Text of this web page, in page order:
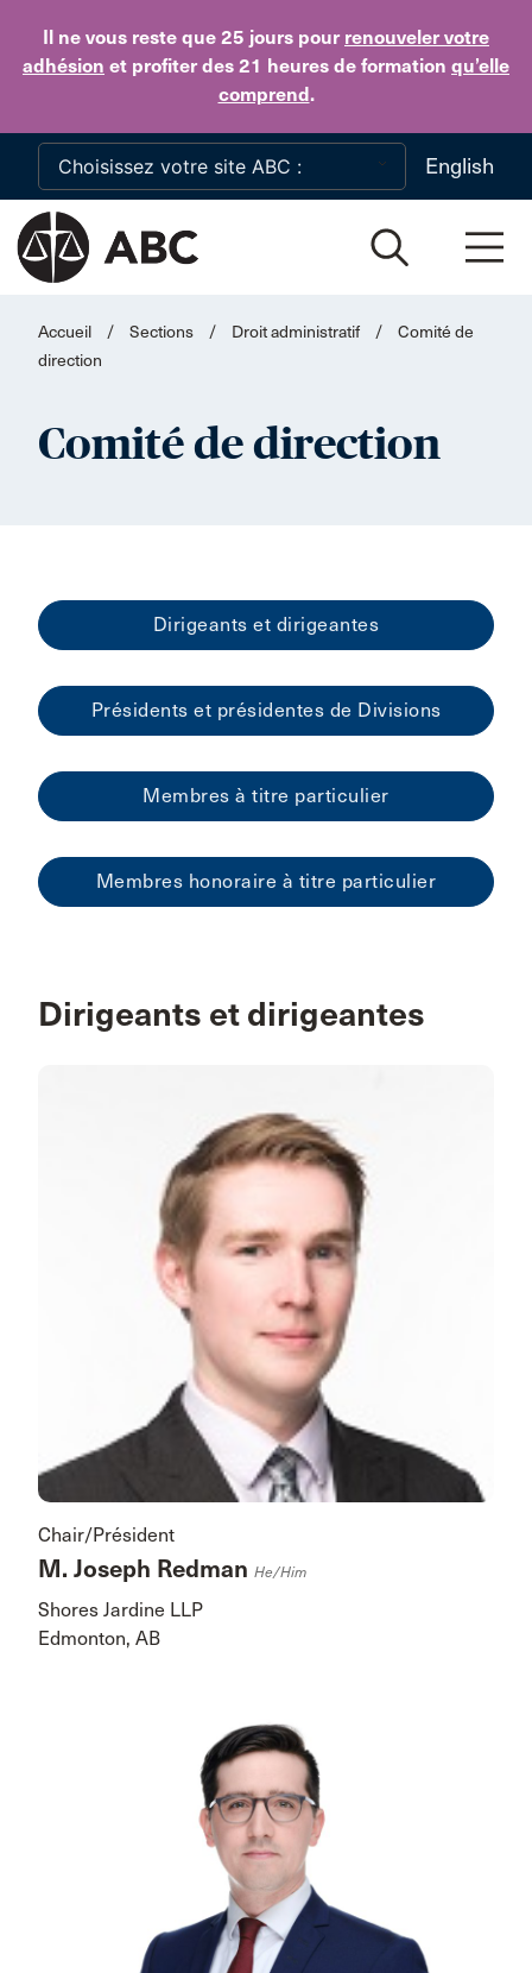
Il ne vous reste que 25 jours pour renouveler votre
adhésion et profiter des 21 heures de formation qu’elle
comprend.
Skip to main content
English
Accueil / Sections / Droit administratif /
Comité de
direction
Comité de direction
Dirigeants et dirigeantes
Présidents et présidentes de Divisions
Membres à titre particulier
Membres honoraire à titre particulier
Dirigeants et dirigeantes
Chair/Président
M. Joseph Redman He/him
Shores Jardine LLP
Edmonton, AB